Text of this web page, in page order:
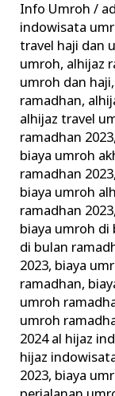
Info Umroh /
indowisata
travel haji dan
umroh, alhijaz
umroh dan haji,
ramadhan,
alhijaz travel
ramadhan 2023,
biaya umroh
ramadhan 2023,
biaya umroh
ramadhan 2023,
biaya umroh di
di bulan
2023, biaya
ramadhan,
umroh
umroh
2024 al hijaz
hijaz
2023, biaya